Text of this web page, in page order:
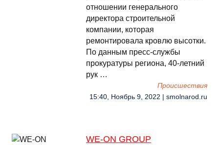
отношении генерального
директора строительной
компании, которая
ремонтировала кровлю высотки.
По данным пресс-службы
прокуратуры региона, 40-летний
рук …
Происшествия
15:40, Ноябрь 9, 2022 | smolnarod.ru
WE-ON GROUP